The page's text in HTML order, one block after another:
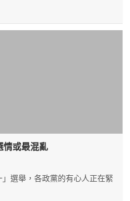
情或最混亂
選舉，各政黨的有心人正在緊